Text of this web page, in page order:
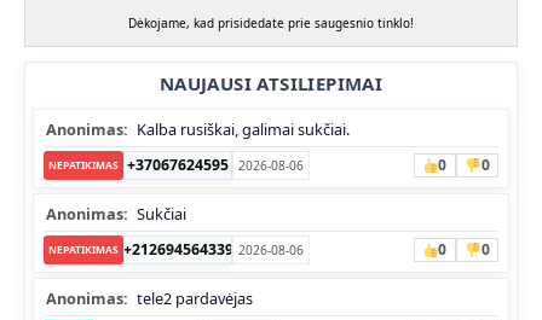
Dėkojame, kad prisidedate prie saugesnio tinklo!
NAUJAUSI ATSILIEPIMAI
Anonimas: Kalba rusiškai, galimai sukčiai.
NEPATIKIMAS +37067624595 2026-08-06 0 0
Anonimas: Sukčiai
NEPATIKIMAS +212694564339 2026-08-06 0 0
Anonimas: tele2 pardavėjas